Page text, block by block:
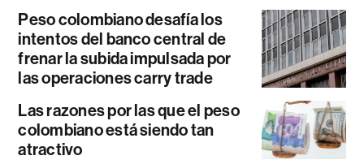
Peso colombiano desafía los
intentos del banco central de
frenar la subida impulsada por
las operaciones carry trade
Las razones por las que el peso
colombiano está siendo tan
atractivo